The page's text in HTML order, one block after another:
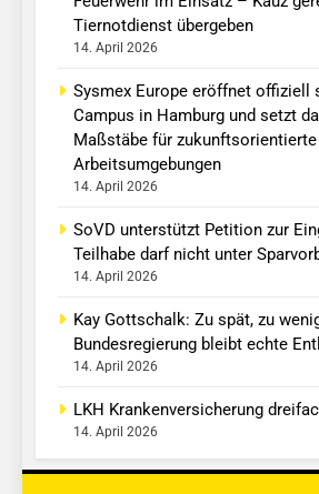
Tiernotdienst übergeben
14. April 2026
Sysmex Europe eröffnet offiziell
Campus in Hamburg und setzt
Maßstäbe für zukunftsorientierte
Arbeitsumgebungen
14. April 2026
SoVD unterstützt Petition zur
Teilhabe darf nicht unter
14. April 2026
Kay Gottschalk: Zu spät, zu
Bundesregierung bleibt echte
14. April 2026
LKH Krankenversicherung
14. April 2026